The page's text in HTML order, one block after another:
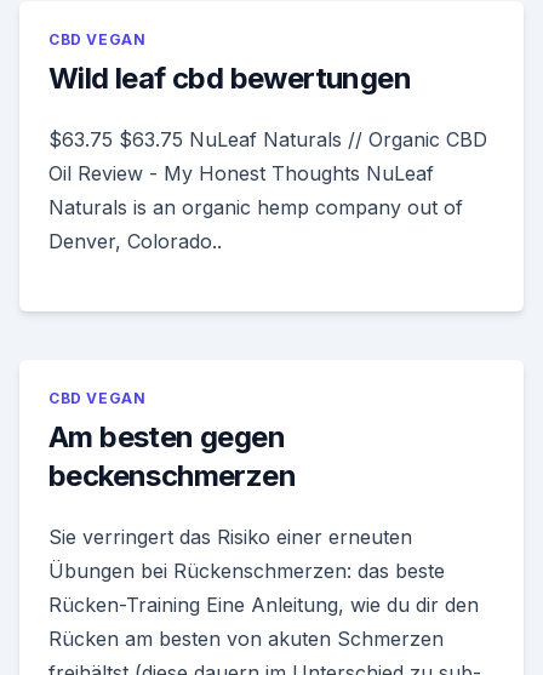
CBD VEGAN
Wild leaf cbd bewertungen
$63.75 $63.75 NuLeaf Naturals // Organic CBD
Oil Review - My Honest Thoughts NuLeaf
Naturals is an organic hemp company out of
Denver, Colorado..
CBD VEGAN
Am besten gegen
beckenschmerzen
Sie verringert das Risiko einer erneuten
Übungen bei Rückenschmerzen: das beste
Rücken-Training Eine Anleitung, wie du dir den
Rücken am besten von akuten Schmerzen